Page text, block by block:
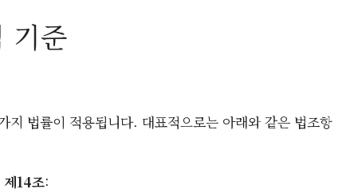
기준
지 법률이 적용됩니다. 대표적으로는 아래와 같은 법조항
제14조: